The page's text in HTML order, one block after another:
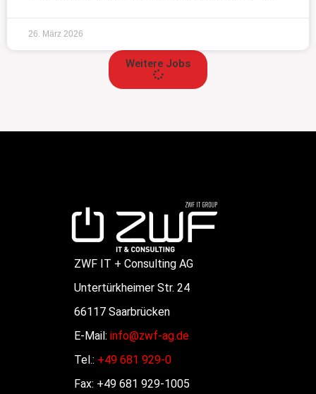
26. März 2026
Weitere Jobs
ZWF IT + Consulting AG
Untertürkheimer Str. 24
66117 Saarbrücken
E-Mail: info@zwf-ag.de
Tel.: +49 681 929-0
Fax: +49 681 929-1005